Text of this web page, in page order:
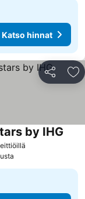
Katso hinnat
Jaa
by IHG